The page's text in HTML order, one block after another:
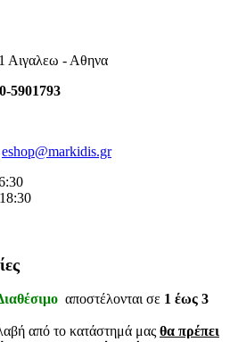
Αιγαλεω - Αθηνα
5901793
eshop@markidis.gr
αποστέλονται σε 1 έως 3
από το κατάστημά μας θα πρέπει